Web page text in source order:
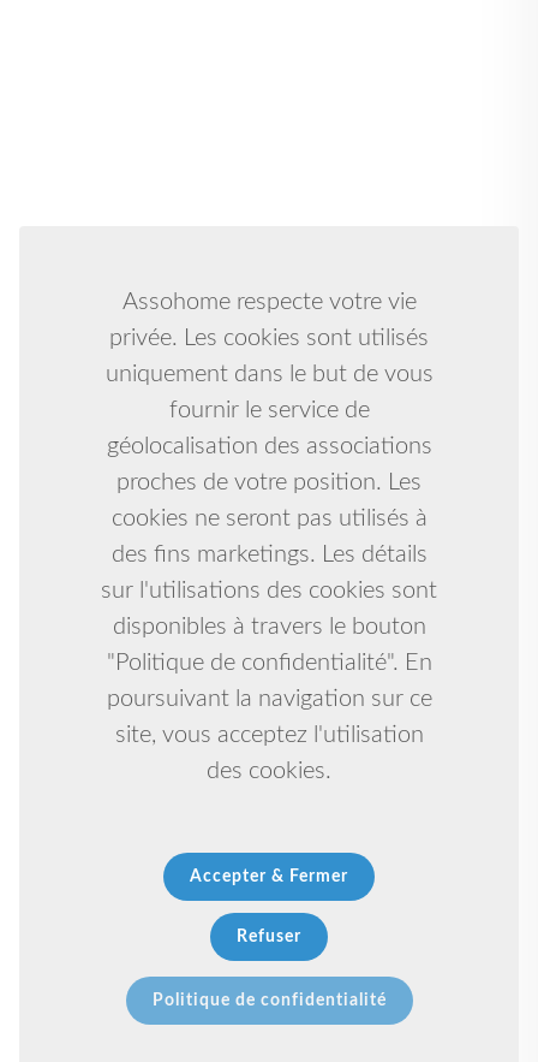
Assohome respecte votre vie
privée. Les cookies sont utilisés
uniquement dans le but de vous
fournir le service de
géolocalisation des associations
proches de votre position. Les
cookies ne seront pas utilisés à
des fins marketings. Les détails
sur l'utilisations des cookies sont
disponibles à travers le bouton
"Politique de confidentialité". En
poursuivant la navigation sur ce
site, vous acceptez l'utilisation
des cookies.
Accepter & Fermer
Refuser
Politique de confidentialité